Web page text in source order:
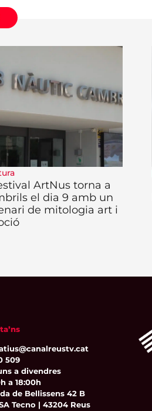
ArtNus torna a
el dia 9 amb un
de mitologia art i
509
a divendres
a 18:00h
de Bellissens 42 B
Tecno | 43204 Reus